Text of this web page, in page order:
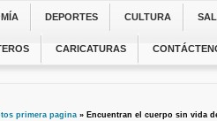
DEPORTES CULTURA
CARICATURAS
primera pagina » Encuentran el cuerpo sin vida